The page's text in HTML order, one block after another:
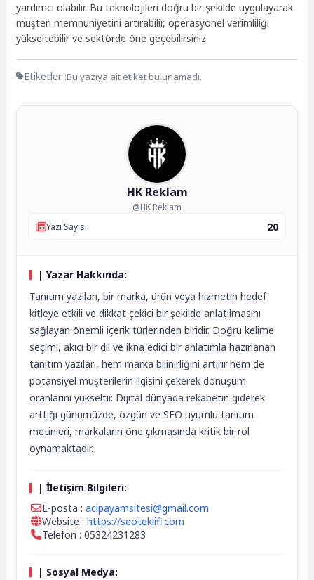
yardımcı olabilir. Bu teknolojileri doğru bir şekilde uygulayarak
müşteri memnuniyetini artırabilir, operasyonel verimliliği
yükseltebilir ve sektörde öne geçebilirsiniz.
Etiketler :Bu yazıya ait etiket bulunamadı.
HK Reklam
@HK Reklam
Yazı Sayısı
20
| Yazar Hakkında:
Tanıtım yazıları, bir marka, ürün veya hizmetin hedef
kitleye etkili ve dikkat çekici bir şekilde anlatılmasını
sağlayan önemli içerik türlerinden biridir. Doğru kelime
seçimi, akıcı bir dil ve ikna edici bir anlatımla hazırlanan
tanıtım yazıları, hem marka bilinirliğini artırır hem de
potansiyel müşterilerin ilgisini çekerek dönüşüm
oranlarını yükseltir. Dijital dünyada rekabetin giderek
arttığı günümüzde, özgün ve SEO uyumlu tanıtım
metinleri, markaların öne çıkmasında kritik bir rol
oynamaktadır.
| İletişim Bilgileri:
E-posta :acipayamsitesi@gmail.com
Website :https://seoteklifi.com
Telefon : 05324231283
| Sosyal Medya: